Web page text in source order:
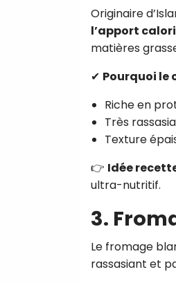
Originaire
l’apport
matières
✔ Pourquoi le
Riche en
Très
Texture
👉 Idée
ultra-nutritif.
3.
Le fromage
rassasiant et